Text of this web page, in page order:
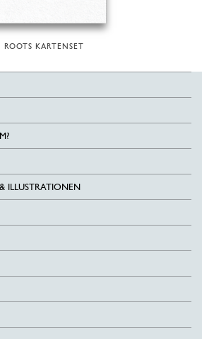
ROOTS KARTENSET
ILLUSTRATIONEN